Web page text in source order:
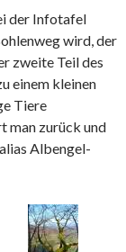
der Infotafel
wird, der
zweite Teil des
einem kleinen
Tiere
man zurück und
Albengel-